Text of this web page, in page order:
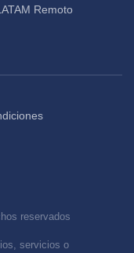
Remoto
reservados
servicios o